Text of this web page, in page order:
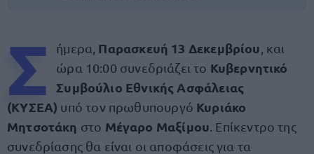
Σ ήμερα, Παρασκευή 13 Δεκεμβρίου , και
ώρα 10:00 συνεδριάζει το Κυβερνητικό
Συμβούλιο Εθνικής Ασφάλειας
(ΚΥΣΕΑ) υπό τον πρωθυπουργό Κυριάκο
Μητσοτάκη στο Μέγαρο Μαξίμου . Επίκεντρο της
συνεδρίασης θα είναι οι αποφάσεις για τα